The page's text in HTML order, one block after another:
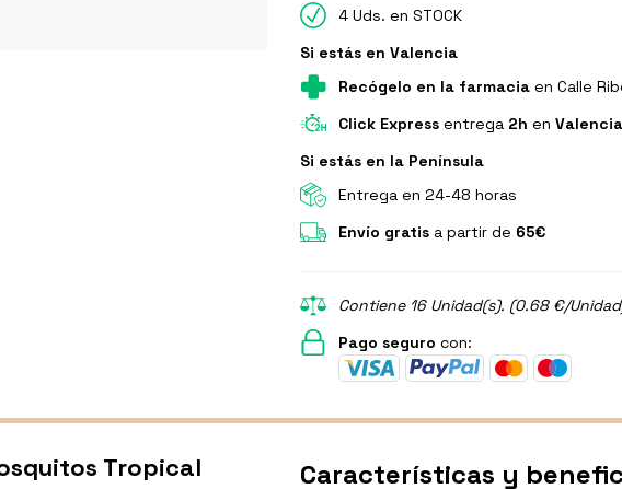
4 Uds. en STOCK
Si estás en Valencia
Recógelo en la farmacia en Calle
Click Express entrega 2h en Valencia
Si estás en la Península
Entrega en 24-48 horas
Envío gratis a partir de 65€
Contiene 16 Unidad(s). (0.68 €/
Pago seguro con:
Características y
Tropical